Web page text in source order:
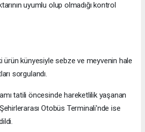
uyumlu olup olmadığı kontrol
ürün künyesiyle sebze ve meyvenin hale
sorgulandı.
tatili öncesinde hareketlilik yaşanan
Otobüs Terminali'nde ise